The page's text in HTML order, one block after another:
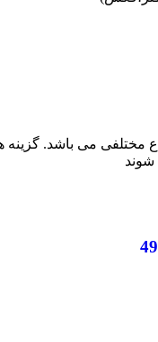
مختلفی می باشد. گزینه